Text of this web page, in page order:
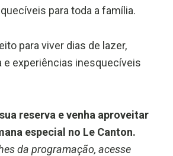
para toda a família.
para viver dias de lazer,
e experiências inesquecíveis
reserva e venha aproveitar
especial no Le Canton.
da programação, acesse